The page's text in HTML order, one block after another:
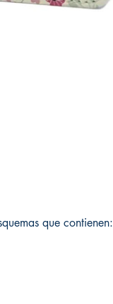
que contienen: